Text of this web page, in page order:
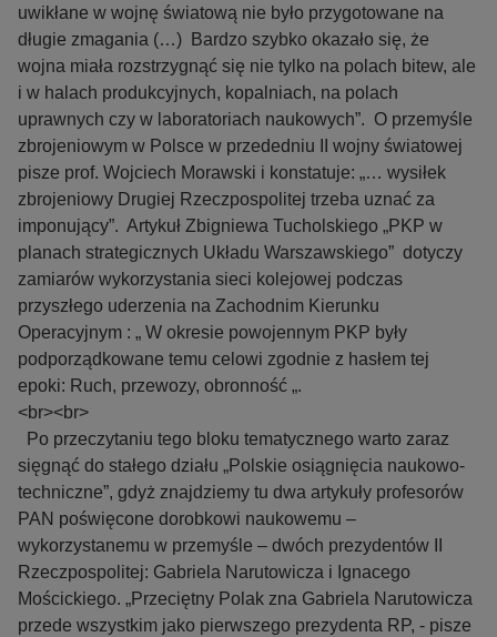
uwikłane w wojnę światową nie było przygotowane na
długie zmagania (…) Bardzo szybko okazało się, że
wojna miała rozstrzygnąć się nie tylko na polach bitew, ale
i w halach produkcyjnych, kopalniach, na polach
uprawnych czy w laboratoriach naukowych”. O przemyśle
zbrojeniowym w Polsce w przededniu II wojny światowej
pisze prof. Wojciech Morawski i konstatuje: „… wysiłek
zbrojeniowy Drugiej Rzeczpospolitej trzeba uznać za
imponujący”. Artykuł Zbigniewa Tucholskiego „PKP w
planach strategicznych Układu Warszawskiego” dotyczy
zamiarów wykorzystania sieci kolejowej podczas
przyszłego uderzenia na Zachodnim Kierunku
Operacyjnym : „ W okresie powojennym PKP były
podporządkowane temu celowi zgodnie z hasłem tej
epoki: Ruch, przewozy, obronność „.
<br><br>
Po przeczytaniu tego bloku tematycznego warto zaraz
sięgnąć do stałego działu „Polskie osiągnięcia naukowo-
techniczne”, gdyż znajdziemy tu dwa artykuły profesorów
PAN poświęcone dorobkowi naukowemu –
wykorzystanemu w przemyśle – dwóch prezydentów II
Rzeczpospolitej: Gabriela Narutowicza i Ignacego
Mościckiego. „Przeciętny Polak zna Gabriela Narutowicza
przede wszystkim jako pierwszego prezydenta RP, - pisze